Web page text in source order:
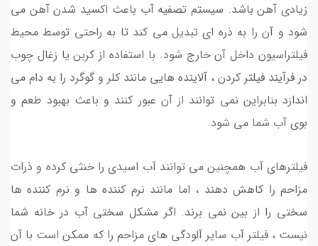
زیادی آهن باشد. سیستم تصفیه آب باعث اکسید شدن آهن می
شود و آن را به ذره ای تبدیل می کند تا به راحتی توسط محیط
فیلتراسیون داخل آن خارج شود. با استفاده از کربن یا زغال چوب
در فرآیند فیلتر کردن ، آلاینده هایی مانند کلر و گوگرد را به دام می
اندازد بنابراین نمی توانند از آن عبور کنند و باعث بهبود طعم و
بوی آب شما می شود.
فیلترهای آب همچنین می توانند آب اسیدی را خنثی کرده و ذرات
مزاحم را کاهش دهند ، اما مانند نرم کننده ها و نرم کننده ها
سختی را از بین نمی برند. اگر مشکل سختی آب در خانه شما
نیست ، فیلتر آب سایر آلودگی های مزاحم را که ممکن است با آن